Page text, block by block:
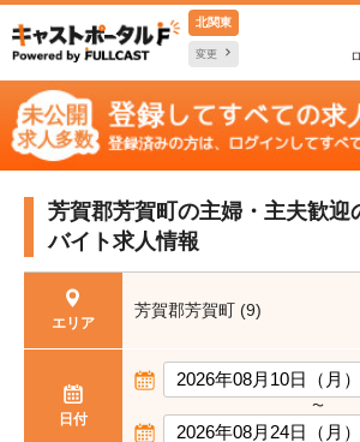
北関東
変更
芳賀郡芳賀町の主婦・主夫歓迎
バイト求人情報
エリア
芳賀郡芳賀町 (9)
日付
〜